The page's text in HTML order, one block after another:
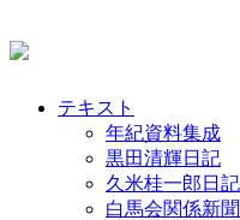
テキスト
年紀資料集成
黒田清輝日記
久米桂一郎日記
白馬会関係新